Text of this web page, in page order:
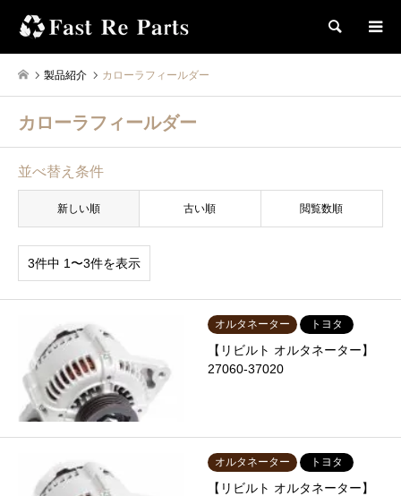
検索
製品紹介 カローラフィールダー
カローラフィールダー
並べ替え条件
新しい順 古い順 閲覧数順
3件中 1〜3件を表示
オルタネーター トヨタ
【リビルト オルタネーター】
27060-37020
オルタネーター トヨタ
【リビルト オルタネーター】